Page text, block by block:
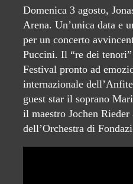
Domenica 3 agosto,
Arena. Un’unica data e
per un concerto
Puccini. Il “re dei
Festival pronto ad
internazionale
guest star il soprano
il maestro Jochen
dell’Orchestra di